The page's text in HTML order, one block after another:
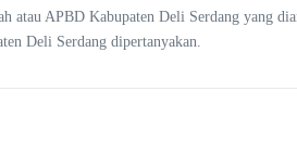
atau APBD Kabupaten Deli Serdang yang
Deli Serdang dipertanyakan.